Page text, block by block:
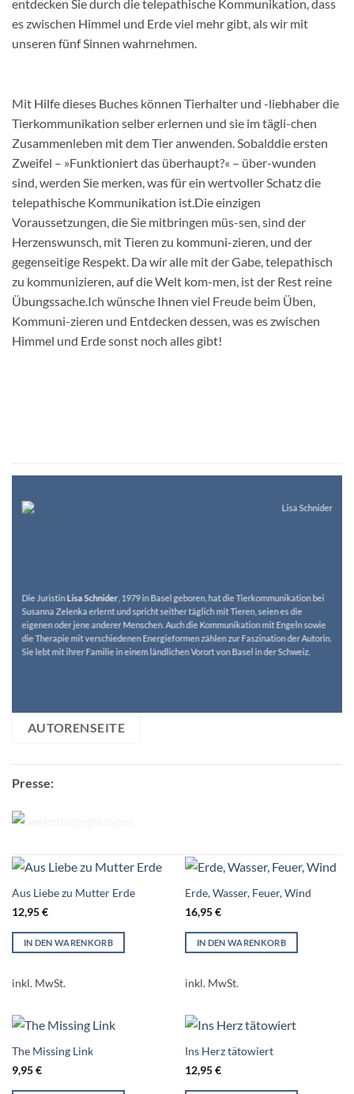
entdecken Sie durch die telepathische Kommunikation, dass
es zwischen Himmel und Erde viel mehr gibt, als wir mit
unseren fünf Sinnen wahrnehmen.
Mit Hilfe dieses Buches können Tierhalter und -liebhaber die
Tierkommunikation selber erlernen und sie im tägli-chen
Zusammenleben mit dem Tier anwenden. Sobalddie ersten
Zweifel – »Funktioniert das überhaupt?« – über-wunden
sind, werden Sie merken, was für ein wertvoller Schatz die
telepathische Kommunikation ist.Die einzigen
Voraussetzungen, die Sie mitbringen müs-sen, sind der
Herzenswunsch, mit Tieren zu kommuni-zieren, und der
gegenseitige Respekt. Da wir alle mit der Gabe, telepathisch
zu kommunizieren, auf die Welt kom-men, ist der Rest reine
Übungssache.Ich wünsche Ihnen viel Freude beim Üben,
Kommuni-zieren und Entdecken dessen, was es zwischen
Himmel und Erde sonst noch alles gibt!
Die JuristinLisa Schnider , 1979 in Basel geboren, hat die Tierkommunikation bei
Susanna Zelenka erlernt und spricht seither täglich mit Tieren, seien es die
eigenen oder jene anderer Menschen. Auch die Kommunikation mit Engeln sowie
die Therapie mit verschiedenen Energieformen zählen zur Faszination der Autorin.
Sie lebt mit ihrer Familie in einem ländlichen Vorort von Basel in der Schweiz.
AUTORENSEITE
Presse:
Aus Liebe zu Mutter Erde
12,95€
IN DEN WARENKORB
inkl. MwSt.
Erde, Wasser, Feuer, Wind
16,95€
IN DEN WARENKORB
inkl. MwSt.
The Missing Link
9,95€
Ins Herz tätowiert
12,95€